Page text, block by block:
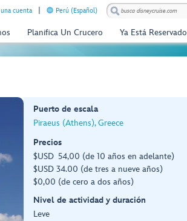
cuenta Perú (Español)
Planifica Un Crucero Ya Está Reservado
Puerto de escala
Piraeus (Athens), Greece
Precios
$USD 54,00 (de 10 años en adelante)
$USD 34.00 (de tres a nueve años)
$0,00 (de cero a dos años)
Nivel de actividad y duración
Leve